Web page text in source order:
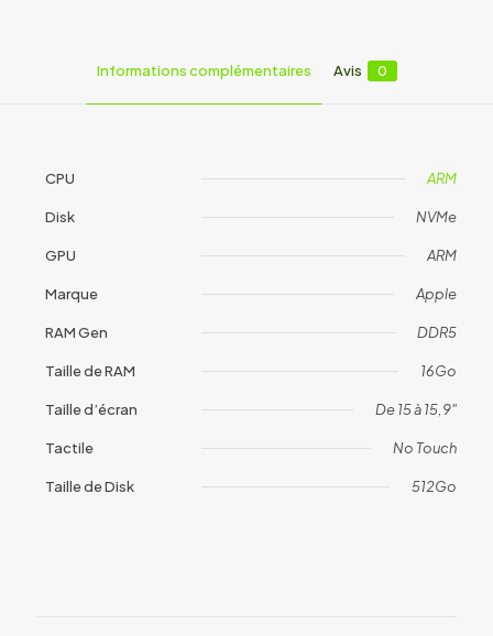
Informations complémentaires Avis 0
CPU ARM
Disk NVMe
GPU ARM
Marque Apple
RAM Gen DDR5
Taille de RAM 16Go
Taille d’écran De 15 à 15,9"
Tactile No Touch
Taille de Disk 512Go
sur “MacBook Air 15,3 M4 (1918)”